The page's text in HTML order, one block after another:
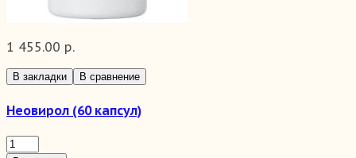
1 455.00 р.
В закладки В сравнение
Неовирол (60 капсул)